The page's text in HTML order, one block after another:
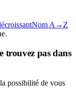
Nom A→Z
trouvez pas dans
possibilité de vous